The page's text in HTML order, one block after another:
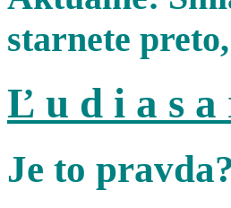
starnete
Ľ u d i a s
Je to pravda?